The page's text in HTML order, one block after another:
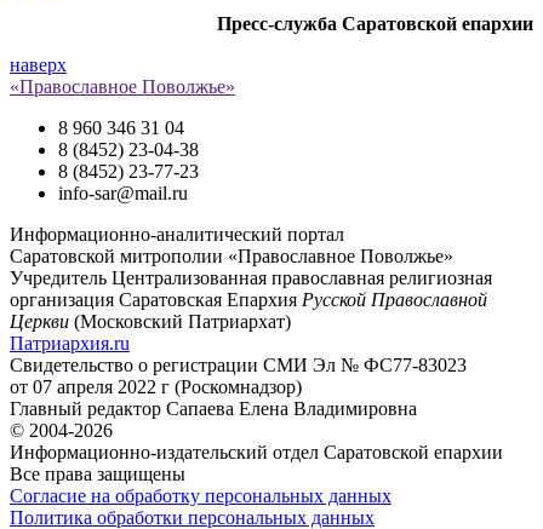
Пресс-служба Саратовской епархии
наверх
«Православное Поволжье»
8 960 346 31 04
8 (8452) 23-04-38
8 (8452) 23-77-23
info-sar@mail.ru
Информационно-аналитический портал
Саратовской митрополии «Православное Поволжье»
Учредитель Централизованная православная религиозная
организация Саратовская Епархия Русской Православной
Церкви (Московский Патриархат)
Патриархия.ru
Свидетельство о регистрации СМИ Эл № ФС77-83023
от 07 апреля 2022 г (Роскомнадзор)
Главный редактор Сапаева Елена Владимировна
© 2004-2026
Информационно-издательский отдел Саратовской епархии
Все права защищены
Согласие на обработку персональных данных
Политика обработки персональных данных